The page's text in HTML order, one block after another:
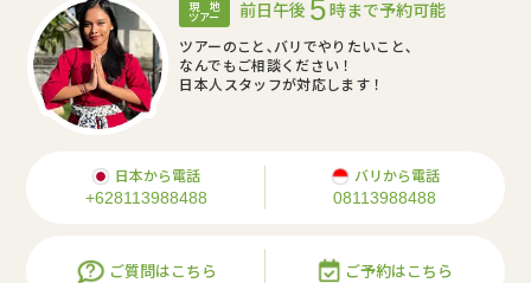
現 地
ツアー 前日午後 5時まで予約可能
ツアーのこと､バリでやりたいこと､
なんでもご相談ください！
日本人スタッフが対応します！
日本から電話
+628113988488
バリから電話
08113988488
ご質問はこちら ご予約はこちら